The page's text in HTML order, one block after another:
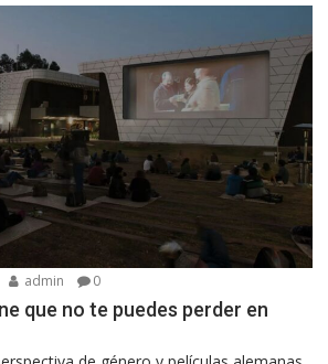
admin 0
que no te puedes perder en